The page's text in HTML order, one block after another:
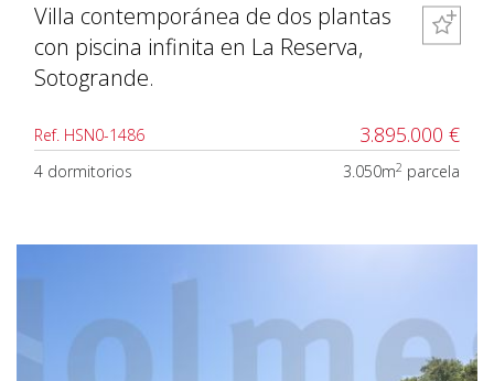
Villa contemporánea de dos plantas
con piscina infinita en La Reserva,
Sotogrande.
Ref. HSN0-1486 3.895.000 €
4 dormitorios 3.050m2 parcela